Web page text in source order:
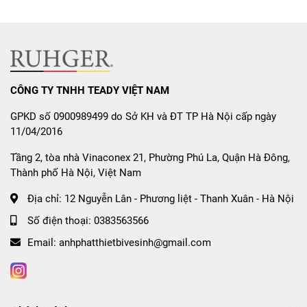
Chỉ cần đặt nồi lên bếp và khởi động, thiết bị sẽ tự nhận
diện vị trí và kích cỡ nồi để phân bổ công suất phù hợp.
Tùy chỉnh thời gian nấu cho từng vùng, bếp sẽ tự động tắt
Tính Năng An Toàn Đáng Tin
Cậy
Khóa trẻ em:Ngăn ngừa thao tác ngoài ý muốn
CÔNG TY TNHH TEADY VIỆT NAM
GPKD số 0900989499 do Sở KH và ĐT TP Hà Nội cấp ngày
11/04/2016
Tầng 2, tòa nhà Vinaconex 21, Phường Phú La, Quận Hà Đông,
Thành phố Hà Nội, Việt Nam
Địa chỉ: 12 Nguyễn Lân - Phương liệt - Thanh Xuân - Hà Nội
Số điện thoại: 0383563566
Email: anhphatthietbivesinh@gmail.com